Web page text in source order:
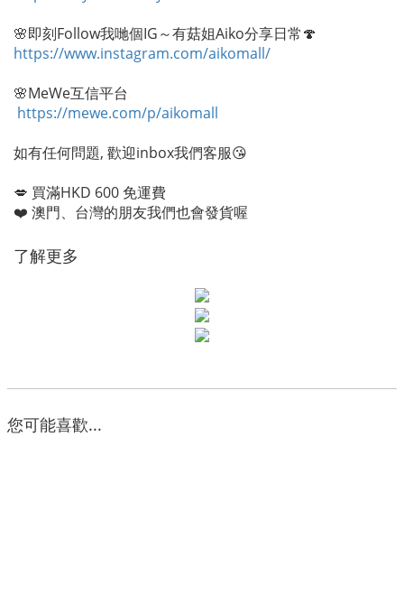
🌸即刻Follow我哋個IG～有菇姐Aiko分享日常🍄
https://www.instagram.com/aikomall/
🌸MeWe互信平台
https://mewe.com/p/aikomall
如有任何問題, 歡迎inbox我們客服😘
💋 買滿HKD 600 免運費
❤️ 澳門、台灣的朋友我們也會發貨喔
了解更多
您可能喜歡...